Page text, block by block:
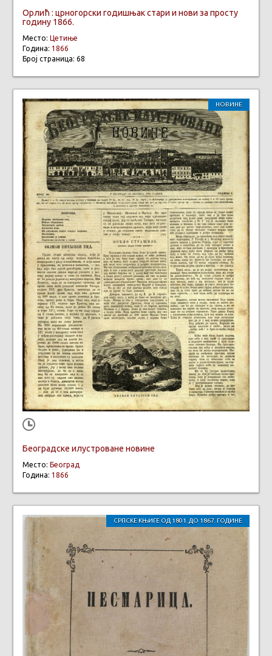
Орлић : црногорски годишњак стари и нови за просту
годину 1866.
Место: Цетиње
Година: 1866
Број страница: 68
НОВИНЕ
Београдске илустроване новине
Место: Београд
Година: 1866
СРПСКЕ КЊИГЕ ОД 1801. ДО 1867. ГОДИНЕ